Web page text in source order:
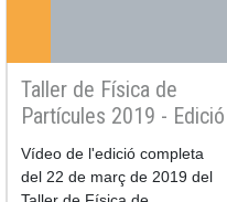
Taller de Física de
Partícules 2019 - Edició
22 de març (complet)
Resum
Vídeo de l'edició completa
del 22 de març de 2019 del